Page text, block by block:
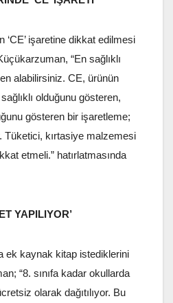
‘CE’ işaretine dikkat edilmesi
“En sağlıklı
alabilirsiniz. CE, ürünün
olduğunu gösteren,
gösteren bir işaretleme;
Tüketici, kırtasiye malzemesi
etmeli.” hatırlatmasında
YAPILIYOR’
ek kaynak kitap istediklerini
“8. sınıfa kadar okullarda
olarak dağıtılıyor. Bu